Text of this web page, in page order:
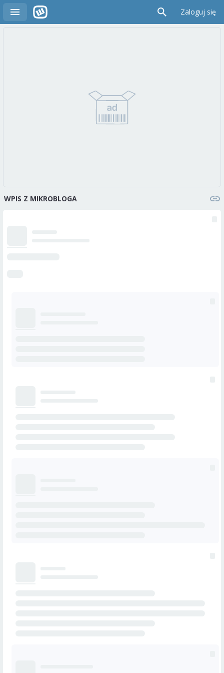
Zaloguj się
WPIS Z MIKROBLOGA